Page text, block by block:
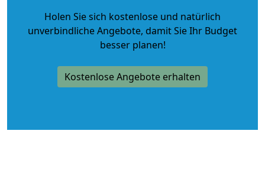
Holen Sie sich kostenlose und natürlich
unverbindliche Angebote, damit Sie Ihr Budget
besser planen!
Kostenlose Angebote erhalten